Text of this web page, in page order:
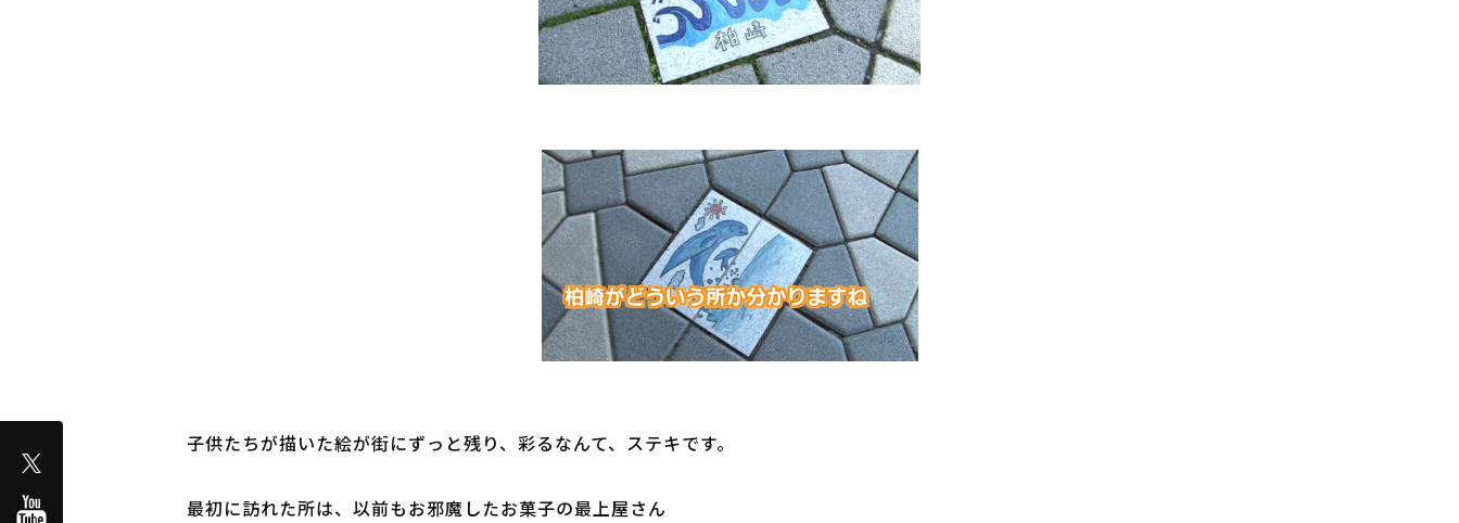
子供たちが描いた絵が街にずっと残り、彩るなんて、ステキです。
最初に訪れた所は、以前もお邪魔したお菓子の最上屋さん